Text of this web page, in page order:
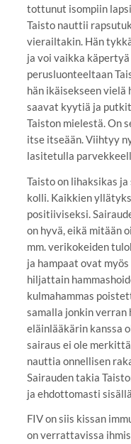
tottunut isompiin
Taisto nauttii
vierailtakin. Hän
ja voi vaikka
perusluonteeltaan
hän ikäisekseen
saavat kyytiä ja
Taiston mielestä. On
itse itseään. Viihtyy
lasitetulla
Taisto on lihaksikas
kolli. Kaikkien
positiiviseksi.
on hyvä, eikä mitään
mm. verikokeiden
ja hampaat ovat
hiljattain
kulmahammas
samalla jonkin verran
eläinlääkärin kanssa
sairaus ei ole
nauttia onnellisen
Sairauden takia
ja ehdottomasti sisällä.
FIV on siis kissan
on verrattavissa